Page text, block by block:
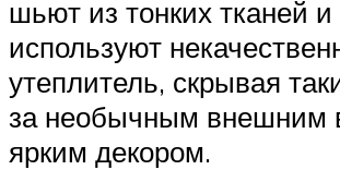
шьют из тонких тканей и
используют
утеплитель, скрывая
за необычным внешним
ярким декором.